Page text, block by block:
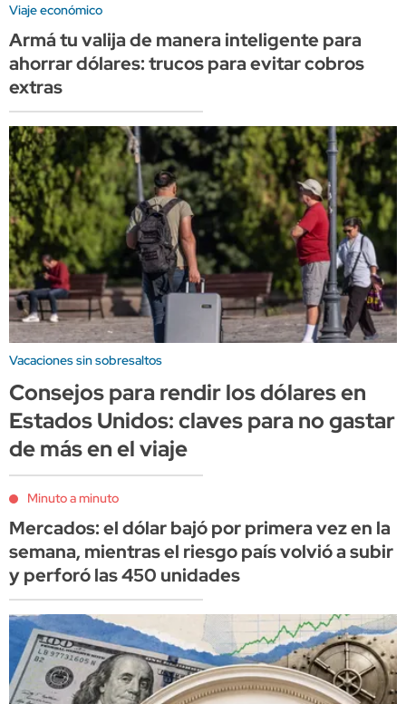
Viaje económico
Armá tu valija de manera inteligente para
ahorrar dólares: trucos para evitar cobros
extras
Vacaciones sin sobresaltos
Consejos para rendir los dólares en
Estados Unidos: claves para no gastar
de más en el viaje
Minuto a minuto
Mercados: el dólar bajó por primera vez en la
semana, mientras el riesgo país volvió a subir
y perforó las 450 unidades